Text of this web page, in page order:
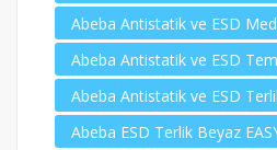
Abeba Antistatik ve ESD
Abeba Antistatik ve ESD
Abeba Antistatik ve ESD
Abeba ESD Terlik Beyaz